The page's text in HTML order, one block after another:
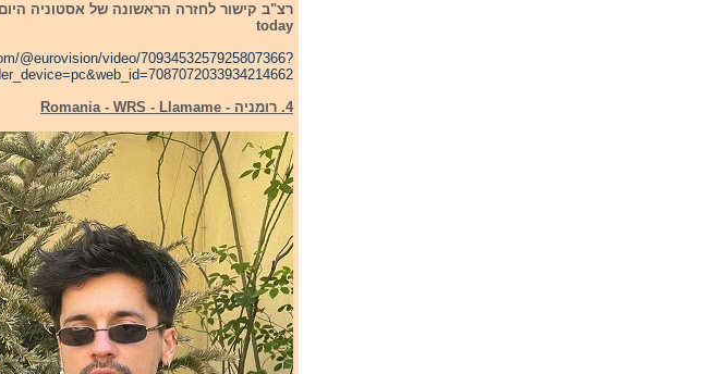
today
@eurovision/video/7093453257925807366?
4. רומניה - Romania - WRS - Llamame